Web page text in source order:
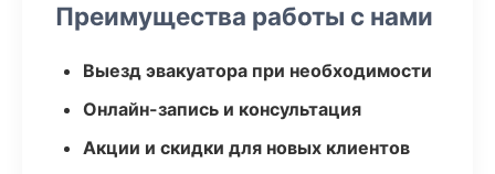
Преимущества работы с нами
Выезд эвакуатора при необходимости
Онлайн-запись и консультация
Акции и скидки для новых клиентов